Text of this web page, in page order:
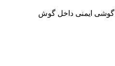
گوشی ایمنی داخل گوش